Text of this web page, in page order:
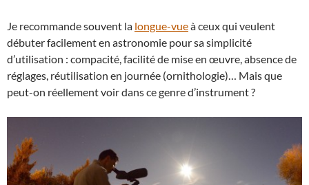
Je recommande souvent la longue-vueà ceux qui veulent
débuter facilement en astronomie pour sa simplicité
d’utilisation : compacité, facilité de mise en œuvre, absence de
réglages, réutilisation en journée (ornithologie)… Mais que
peut-on réellement voir dans ce genre d’instrument ?